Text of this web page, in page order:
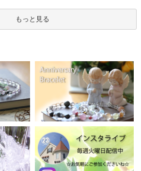
もっと見る